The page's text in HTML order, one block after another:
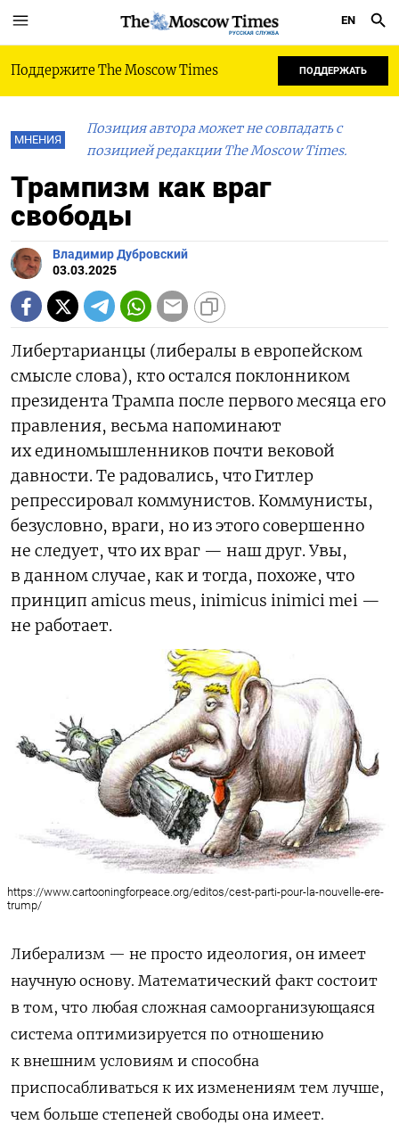
РУССКАЯ СЛУЖБА
EN
Поддержите The Moscow Times ПОДДЕРЖАТЬ
МНЕНИЯ
Позиция автора может не совпадать с
позицией редакции The Moscow Times.
Трампизм как враг
свободы
Владимир Дубровский
03.03.2025
Либертарианцы (либералы в европейском
смысле слова), кто остался поклонником
президента Трампа после первого месяца его
правления, весьма напоминают
их единомышленников почти вековой
давности. Те радовались, что Гитлер
репрессировал коммунистов. Коммунисты,
безусловно, враги, но из этого совершенно
не следует, что их враг — наш друг. Увы,
в данном случае, как и тогда, похоже, что
принцип аmicus meus, inimicus inimici mei —
не работает.
https://www.cartooningforpeace.org/editos/cest-parti-pour-la-nouvelle-ere-
trump/
Либерализм — не просто идеология, он имеет
научную основу. Математический факт состоит
в том, что любая сложная самоорганизующаяся
система оптимизируется по отношению
к внешним условиям и способна
приспосабливаться к их изменениям тем лучше,
чем больше степеней свободы она имеет.